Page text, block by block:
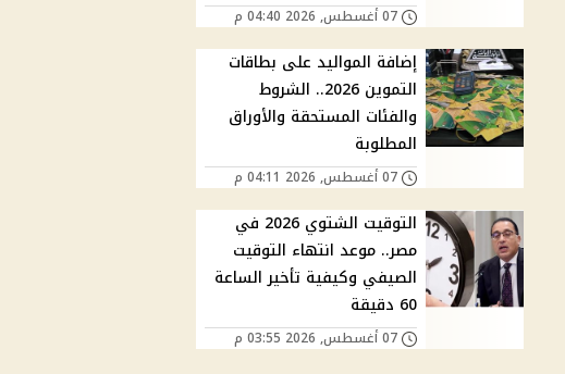
07 أغسطس, 2026 04:40 م
إضافة المواليد على بطاقات
التموين 2026.. الشروط
والفئات المستحقة والأوراق
المطلوبة
07 أغسطس, 2026 04:11 م
التوقيت الشتوي 2026 في
مصر.. موعد انتهاء التوقيت
الصيفي وكيفية تأخير الساعة
60 دقيقة
07 أغسطس, 2026 03:55 م